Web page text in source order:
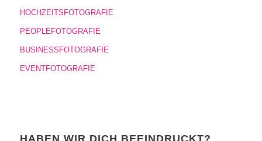
HOCHZEITSFOTOGRAFIE
PEOPLEFOTOGRAFIE
BUSINESSFOTOGRAFIE
EVENTFOTOGRAFIE